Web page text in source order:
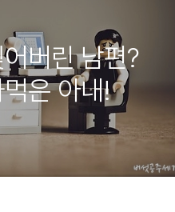
버린 남편?
은 아내!